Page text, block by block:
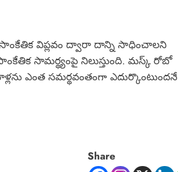
విప్లవం ద్వారా దాన్ని సాధించాలని
సామర్థ్యంపై నిలుస్తుంది. మస్క్ రోబో
ఎంత సమర్థవంతంగా ఎదుర్కొంటుందనే
Share